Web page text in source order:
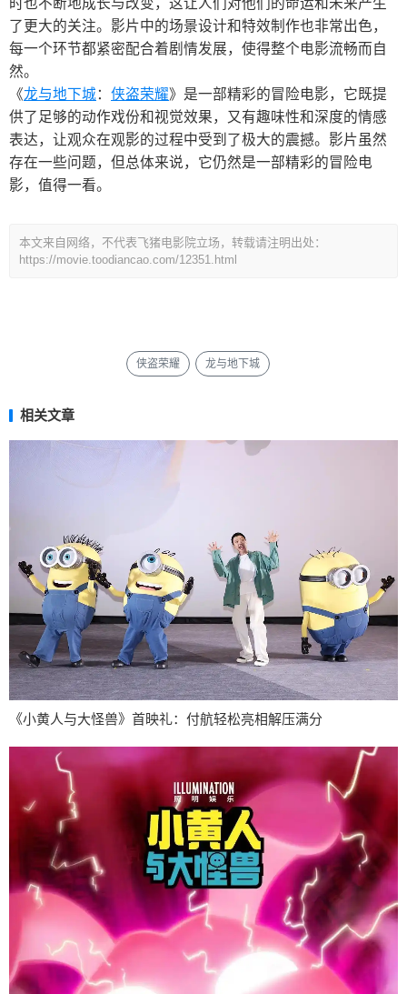
时也不断地成长与改变，这让人们对他们的命运和未来产生
了更大的关注。影片中的场景设计和特效制作也非常出色，
每一个环节都紧密配合着剧情发展，使得整个电影流畅而自
然。
《龙与地下城： 侠盗荣耀》是一部精彩的冒险电影，它既提
供了足够的动作戏份和视觉效果，又有趣味性和深度的情感
表达，让观众在观影的过程中受到了极大的震撼。影片虽然
存在一些问题，但总体来说，它仍然是一部精彩的冒险电
影，值得一看。
本文来自网络，不代表飞猪电影院立场，转载请注明出处：
https://movie.toodiancao.com/12351.html
侠盗荣耀 龙与地下城
相关文章
《小黄人与大怪兽》首映礼：付航轻松亮相解压满分